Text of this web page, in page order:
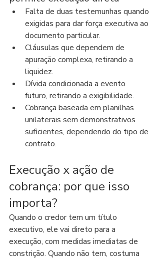
Falta de duas testemunhas quando
exigidas para dar força executiva ao
documento particular.
Cláusulas que dependem de
apuração complexa, retirando a
liquidez.
Dívida condicionada a evento
futuro, retirando a exigibilidade.
Cobrança baseada em planilhas
unilaterais sem demonstrativos
suficientes, dependendo do tipo de
contrato.
Execução x ação de
cobrança: por que isso
importa?
Quando o credor tem um título
executivo, ele vai direto para a
execução, com medidas imediatas de
constrição. Quando não tem, costuma